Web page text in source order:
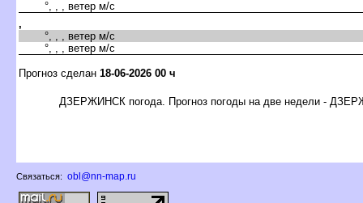
°, , , ветер м/с
,
°, , , ветер м/с
°, , , ветер м/с
Прогноз сделан 18-06-2026 00 ч
ДЗЕРЖИНСК погода. Прогноз погоды на две недели -
Связаться: obl@nn-map.ru